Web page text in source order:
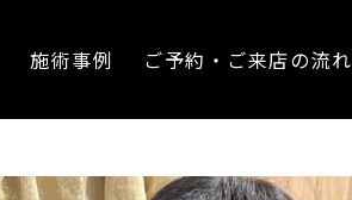
施術事例 ご予約・ご来店の流れ